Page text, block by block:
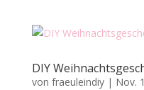
DIY
von fraeuleindiy| Nov.